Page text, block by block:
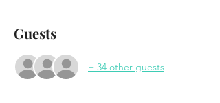
Guests
+ 34 other guests